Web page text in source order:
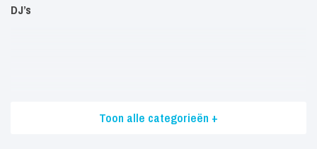
DJ’s
Toon alle categorieën +